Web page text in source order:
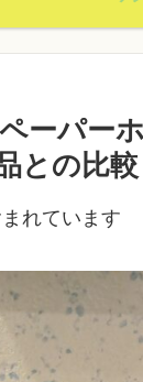
ーパー
との比較
れています